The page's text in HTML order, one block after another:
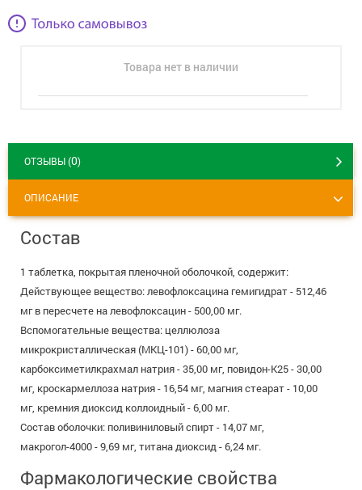
Витаминыи БАД
Скидки и акции
+7 (495) 921-40-74
Товара нет в наличии
ОТЗЫВЫ (0)
ОПИСАНИЕ
Состав
1 таблетка, покрытая пленочной оболочкой, содержит:
Действующее вещество: левофлоксацина гемигидрат - 512,46
мг в пересчете на левофлоксацин - 500,00 мг.
Вспомогательные вещества: целлюлоза
микрокристаллическая (МКЦ-101) - 60,00 мг,
карбоксиметилкрахмал натрия - 35,00 мг, повидон-К25 - 30,00
мг, кроскармеллоза натрия - 16,54 мг, магния стеарат - 10,00
мг, кремния диоксид коллоидный - 6,00 мг.
Состав оболочки: поливиниловый спирт - 14,07 мг,
макрогол-4000 - 9,69 мг, титана диоксид - 6,24 мг.
Фармакологические свойства